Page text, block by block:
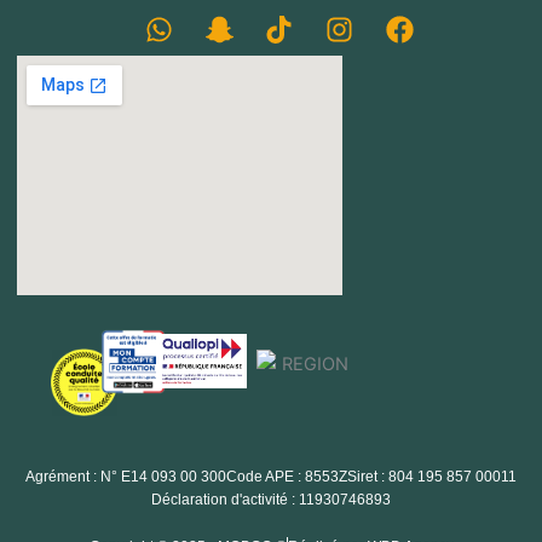
Agrément : N° E14 093 00 300Code APE : 8553ZSiret : 804 195 857 00011
Déclaration d'activité : 11930746893